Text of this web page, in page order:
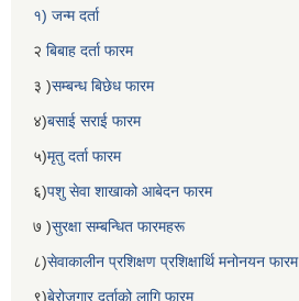
१) जन्म दर्ता
२ बिबाह दर्ता फारम
३ )सम्बन्ध बिछेध फारम
४)बसाई सराई फारम
५)मृतु दर्ता फारम
६)पशु सेवा शाखाको आबेदन फारम
७ )सुरक्षा सम्बन्धित फारमहरू
८)सेवाकालीन प्रशिक्षण प्रशिक्षार्थि मनोनयन फारम
९)बेरोजगार दर्ताको लागि फारम